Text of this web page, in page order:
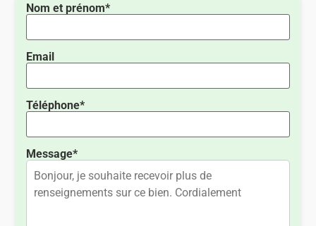
Nom et prénom*
Email
Téléphone*
Message*